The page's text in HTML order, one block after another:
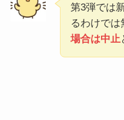
第3弾では
るわけでは
場合は中止